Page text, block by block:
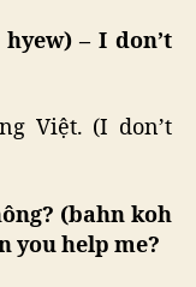
– I don’t
Việt. (I don’t
(bahn koh
you help me?